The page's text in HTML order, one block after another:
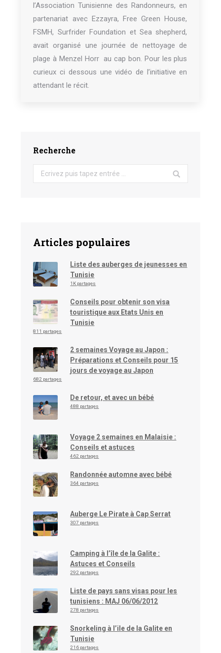
l’Association Tunisienne des Randonneurs, en
partenariat avec Ezzayra, Free Green House,
FSMH, Surfrider Foundation et Sea shepherd,
avait organisé une journée de nettoyage de
plage à Menzel Horr au cap bon. Pour les plus
curieux ci dessous une vidéo de l’initiative en
attendant le récit.
Recherche
Search:
Articles populaires
Liste des auberges de jeunesses en
Tunisie
1K partages
Conseils pour obtenir son visa
touristique aux Etats Unis en
Tunisie
811 partages
2 semaines Voyage au Japon :
Préparations et Conseils pour 15
jours de voyage au Japon
682 partages
De retour, et avec un bébé
488 partages
Voyage 2 semaines en Malaisie :
Conseils et astuces
462 partages
Randonnée automne avec bébé
364 partages
Auberge Le Pirate à Cap Serrat
307 partages
Camping à l’île de la Galite :
Astuces et Conseils
292 partages
Liste de pays sans visas pour les
tunisiens : MAJ 06/06/2012
278 partages
Snorkeling à l’ile de la Galite en
Tunisie
216 partages